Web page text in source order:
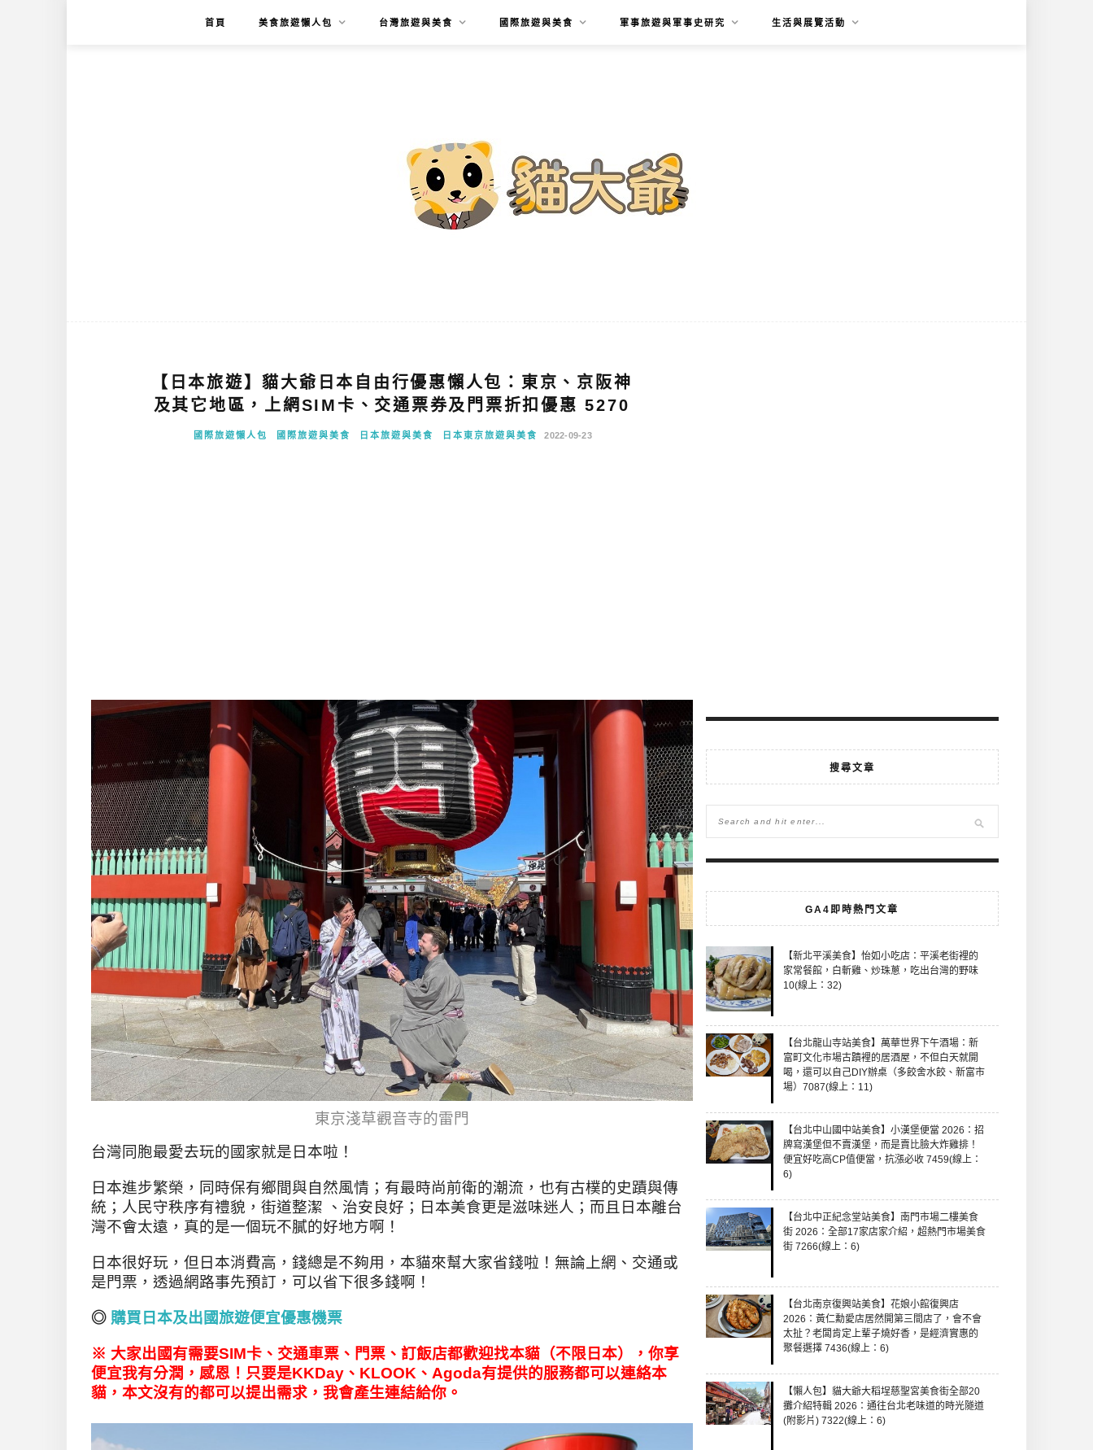
首頁 美食旅遊懶人包 台灣旅遊與美食 國際旅遊與美食 軍事旅遊與軍事史研究 生活與展覽活動
【日本旅遊】貓大爺日本自由行優惠懶人包：東京、京阪神
及其它地區，上網SIM卡、交通票券及門票折扣優惠 5270
國際旅遊懶人包 國際旅遊與美食 日本旅遊與美食 日本東京旅遊與美食 2022-09-23
東京淺草觀音寺的雷門
台灣同胞最愛去玩的國家就是日本啦！
日本進步繁榮，同時保有鄉間與自然風情；有最時尚前衛的潮流，也有古樸的史蹟與傳
統；人民守秩序有禮貌，街道整潔
、治安良好；日本美食更是滋味迷人；而且日本離台
灣不會太遠，真的是一個玩不膩的好地方啊！
日本很好玩，但日本消費高，錢總是不夠用，本貓來幫大家省錢啦！無論上網、交通或
是門票，透過網路事先預訂，可以省下很多錢啊！
◎ 購買日本及出國旅遊便宜優惠機票
※ 大家出國有需要SIM卡、交通車票、門票、訂飯店都歡迎找本貓（不限日本），你享
便宜我有分潤，感恩！只要是KKDay、KLOOK、Agoda有提供的服務都可以連絡本
貓，本文沒有的都可以提出需求，我會產生連結給你。
搜尋文章
GA4即時熱門文章
【新北平溪美食】怡如小吃店：平溪老街裡的
家常餐館，白斬雞、炒珠蔥，吃出台灣的野味
10(線上：32)
【台北龍山寺站美食】萬華世界下午酒場：新
富町文化市場古蹟裡的居酒屋，不但白天就開
喝，還可以自己DIY辦桌（多餃舍水餃、新富市
場）7087(線上：11)
【台北中山國中站美食】小漢堡便當 2026：招
牌寫漢堡但不賣漢堡，而是賣比臉大炸雞排！
便宜好吃高CP值便當，抗漲必收 7459(線上：
6)
【台北中正紀念堂站美食】南門市場二樓美食
街 2026：全部17家店家介紹，超熱門市場美食
街 7266(線上：6)
【台北南京復興站美食】花娘小館復興店
2026：黃仁勳愛店居然開第三間店了，會不會
太扯？老闆肯定上輩子燒好香，是經濟實惠的
聚餐選擇 7436(線上：6)
【懶人包】貓大爺大稻埕慈聖宮美食街全部20
攤介紹特輯 2026：通往台北老味道的時光隧道
(附影片) 7322(線上：6)